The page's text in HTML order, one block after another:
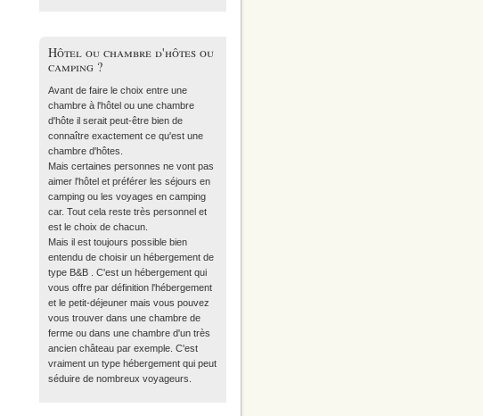
Hôtel ou chambre d'hôtes ou
camping ?
Avant de faire le choix entre une
chambre à l'hôtel ou une chambre
d'hôte il serait peut-être bien de
connaître exactementce qu'est une
chambre d'hôtes
Mais certaines personnes ne vont pas
aimer l'hôtel et préférer les séjours en
camping ou les voyages en camping
car. Tout cela reste très personnel et
est le choix de chacun.
Mais il est toujours possible bien
entendu de choisirun hébergement de
type B&B . C'est un hébergement qui
vous offre par définition l'hébergement
et le petit-déjeuner mais vous pouvez
vous trouver dans une chambre de
ferme ou dans une chambre d'un très
ancien château par exemple. C'est
vraiment un type hébergement qui peut
séduire de nombreux voyageurs.